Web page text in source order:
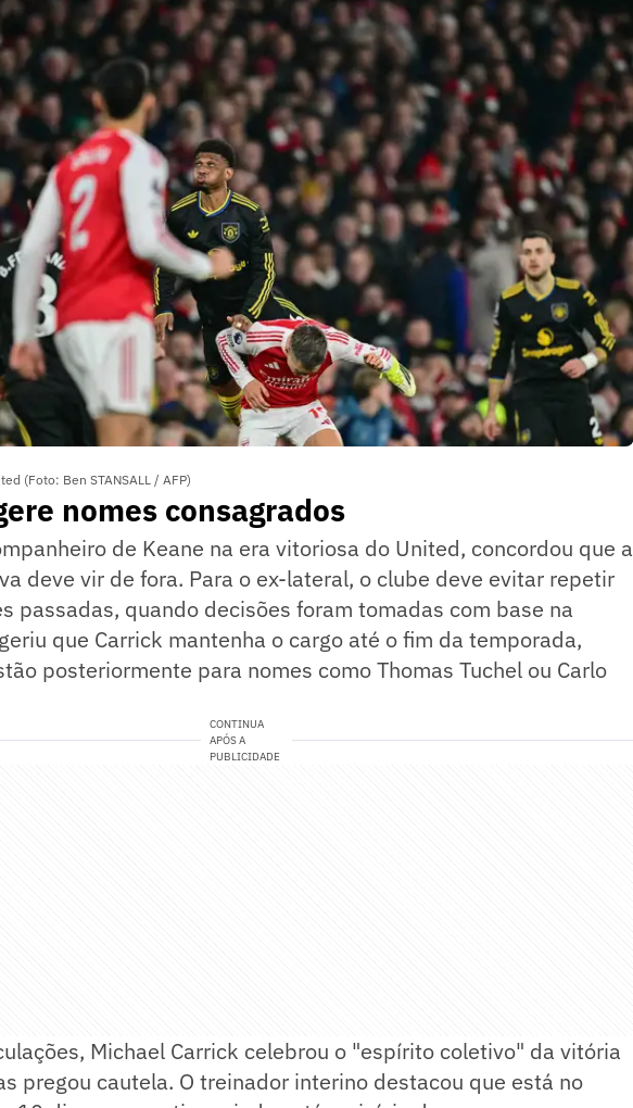
(Foto: Ben STANSALL / AFP)
nomes consagrados
de Keane na era vitoriosa do United, concordou que a
deve vir de fora. Para o ex-lateral, o clube deve evitar repetir
passadas, quando decisões foram tomadas com base na
que Carrick mantenha o cargo até o fim da temporada,
posteriormente para nomes como Thomas Tuchel ou Carlo
CONTINUA
APÓS A
PUBLICIDADE
Michael Carrick celebrou o "espírito coletivo" da vitória
pregou cautela. O treinador interino destacou que está no